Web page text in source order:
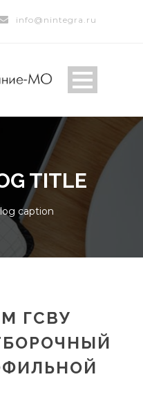
info@nintegra.ru
TITLE
caption
ГСВУ